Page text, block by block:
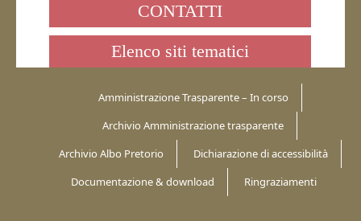
CONTATTI
Elenco siti tematici
Amministrazione Trasparente – In corso
Archivio Amministrazione trasparente
Archivio Albo Pretorio
Dichiarazione di accessibilità
Documentazione & download
Ringraziamenti